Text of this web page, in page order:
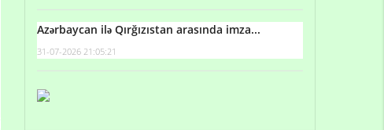
Azərbaycan ilə Qırğızıstan arasında imza...
31-07-2026 21:05:21